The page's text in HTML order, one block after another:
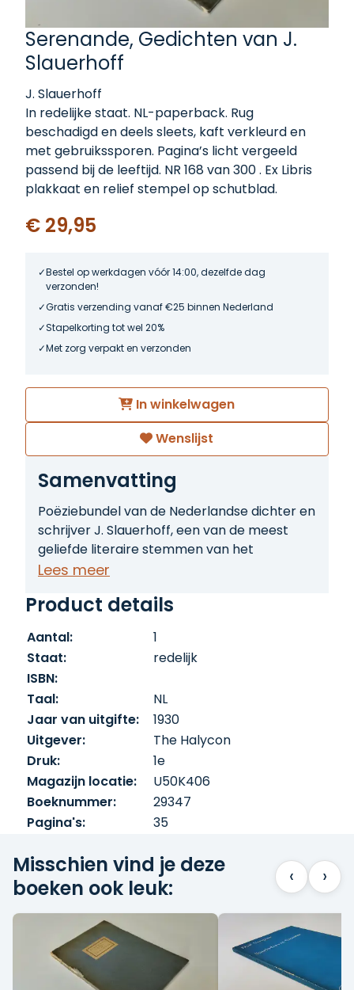
Serenande, Gedichten van J.
Slauerhoff
J. Slauerhoff
In redelijke staat. NL-paperback. Rug
beschadigd en deels sleets, kaft verkleurd en
met gebruikssporen. Pagina’s licht vergeeld
passend bij de leeftijd. NR 168 van 300 . Ex Libris
plakkaat en relief stempel op schutblad.
€ 29,95
Bestel op werkdagen vóór 14:00, dezelfde dag
verzonden!
Gratis verzending vanaf €25 binnen Nederland
Stapelkorting tot wel 20%
Met zorg verpakt en verzonden
In winkelwagen
Wenslijst
Samenvatting
Poëziebundel van de Nederlandse dichter en
schrijver J. Slauerhoff, een van de meest
geliefde literaire stemmen van het
interbellum. In “Serenade” komen thema’s
vervreemding sterk naar voren. Slauerhoff
een avontuurlijke literaire stijl die hem tot
een klassieker van de Nederlandse poëzie
maakte.
Lees meer
Product details
Aantal:
1
Staat:
redelijk
ISBN:
Taal:
NL
Jaar van uitgifte:
1930
Uitgever:
The Halycon
Druk:
1e
Magazijn locatie:
U50K406
Boeknummer:
29347
Pagina's:
35
Misschien vind je deze
boeken ook leuk:
‹ ›